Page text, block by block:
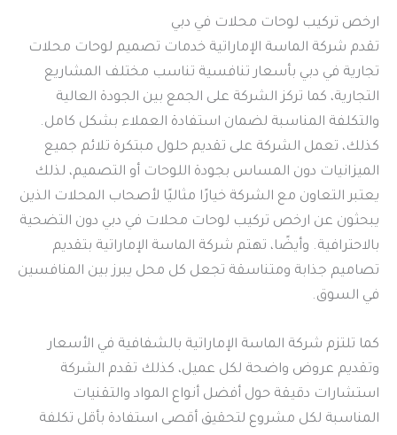
ارخص تركيب لوحات محلات في دبي
تقدم شركة الماسة الإماراتية خدمات تصميم لوحات محلات
تجارية في دبي بأسعار تنافسية تناسب مختلف المشاريع
التجارية، كما تركز الشركة على الجمع بين الجودة العالية
والتكلفة المناسبة لضمان استفادة العملاء بشكل كامل.
كذلك، تعمل الشركة على تقديم حلول مبتكرة تلائم جميع
الميزانيات دون المساس بجودة اللوحات أو التصميم، لذلك
يعتبر التعاون مع الشركة خيارًا مثاليًا لأصحاب المحلات الذين
يبحثون عن ارخص تركيب لوحات محلات في دبي دون التضحية
بالاحترافية. وأيضًا، تهتم شركة الماسة الإماراتية بتقديم
تصاميم جذابة ومتناسقة تجعل كل محل يبرز بين المنافسين
في السوق.
كما تلتزم شركة الماسة الإماراتية بالشفافية في الأسعار
وتقديم عروض واضحة لكل عميل، كذلك تقدم الشركة
استشارات دقيقة حول أفضل أنواع المواد والتقنيات
المناسبة لكل مشروع لتحقيق أقصى استفادة بأقل تكلفة